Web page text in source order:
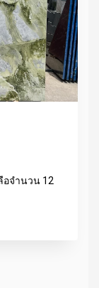
อจำนวน 12